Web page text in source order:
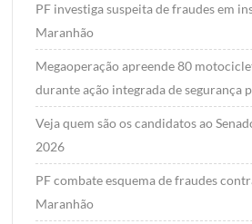
PF investiga suspeita de fraudes em
Maranhão
Megaoperação apreende 80
durante ação integrada de segurança
Veja quem são os candidatos ao
2026
PF combate esquema de fraudes
Maranhão